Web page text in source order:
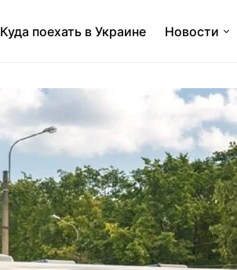
Куда поехать в Украине Новости